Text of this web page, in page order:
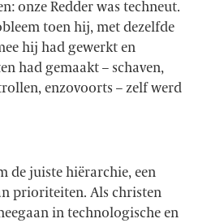
onze Redder was techneut.
toen hij, met dezelfde
hij had gewerkt en
had gemaakt – schaven,
enzovoorts – zelf werd
de juiste hiërarchie, een
prioriteiten. Als christen
in technologische en